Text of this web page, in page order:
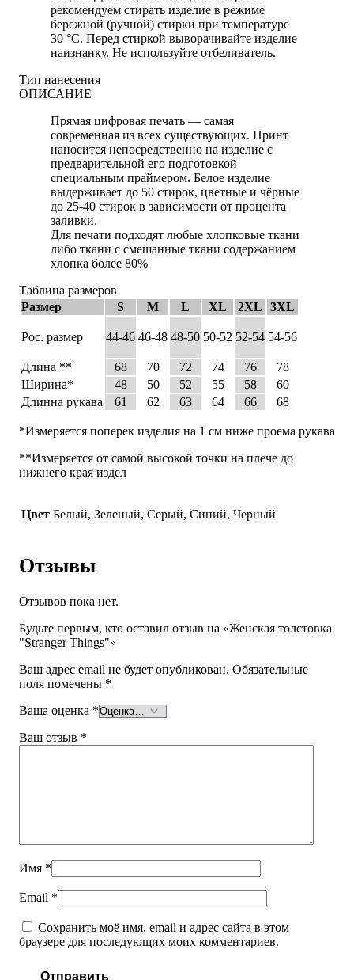
рекомендуем стирать изделие в режиме
бережной (ручной) стирки при температуре
30 °C. Перед стиркой выворачивайте изделие
наизнанку. Не используйте отбеливатель.
Тип нанесения
ОПИСАНИЕ
Прямая цифровая печать — самая
современная из всех существующих. Принт
наносится непосредственно на изделие с
предварительной его подготовкой
специальным праймером. Белое изделие
выдерживает до 50 стирок, цветные и чёрные
до 25-40 стирок в зависимости от процента
заливки.
Для печати подходят любые хлопковые ткани
либо ткани с смешанные ткани содержанием
хлопка более 80%
Таблица размеров
Размер
S M L XL 2XL 3XL
Рос. размер 44-46 46-48 48-50 50-52 52-54 54-56
Длина ** 68 70 72 74 76
78
Ширина*
48 50 52 55 58
60
Длинна рукава
61 62 63 64 66 68
*Измеряется поперек изделия на 1 см ниже проема рукава
**Измеряется от самой высокой точки на плече до
нижнего края издел
Цвет Белый, Зеленый, Серый, Синий, Черный
Отзывы
Отзывов пока нет.
Будьте первым, кто оставил отзыв на «Женская толстовка
"Stranger Things"»
Ваш адрес email не будет опубликован. Обязательные
поля помечены *
Ваша оценка *
Ваш отзыв *
Имя *
Email *
Сохранить моё имя, email и адрес сайта в этом
браузере для последующих моих комментариев.